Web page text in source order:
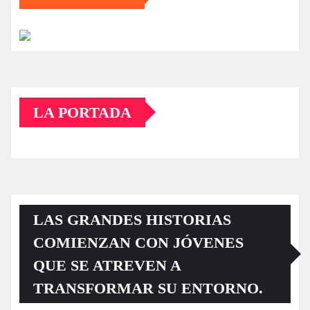
LA PORTADA
LAS GRANDES HISTORIAS
COMIENZAN CON JÓVENES
QUE SE ATREVEN A
TRANSFORMAR SU ENTORNO.